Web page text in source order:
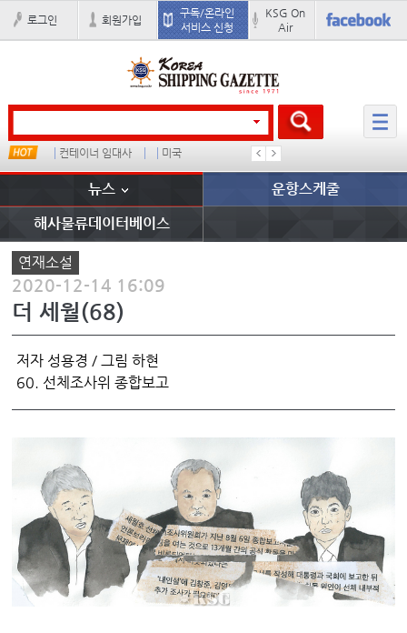
로그인 회원가입
구독/온라인
서비스 신청
KSG On
Air
컨테이너 임대사 미국 배
뉴스 운항스케줄
해사물류데이터베이스
연재소설
2020-12-14 16:09
더 세월(68)
저자 성용경 / 그림 하현
60. 선체조사위 종합보고